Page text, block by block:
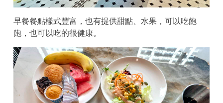
早餐餐點樣式豐富，也有提供甜點、水果，可以吃飽
飽，也可以吃的很健康。